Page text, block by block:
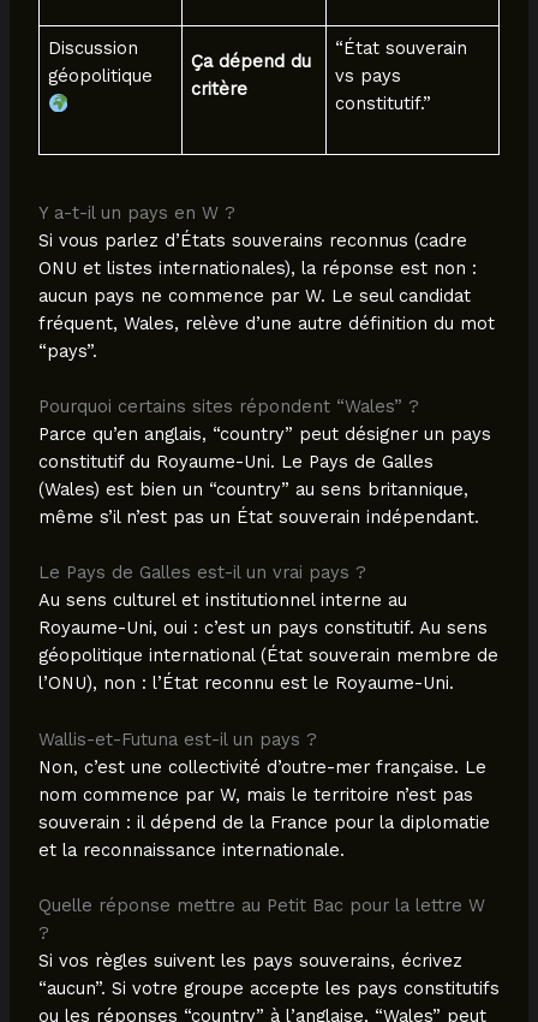
Discussion
géopolitique
Ça dépend du
critère
“État souverain
vs pays
constitutif.”
Y a-t-il un pays en W ?
Si vous parlez d’États souverains reconnus (cadre
ONU et listes internationales), la réponse est non :
aucun pays ne commence par W. Le seul candidat
fréquent, Wales, relève d’une autre définition du mot
“pays”.
Pourquoi certains sites répondent “Wales” ?
Parce qu’en anglais, “country” peut désigner un pays
constitutif du Royaume-Uni. Le Pays de Galles
(Wales) est bien un “country” au sens britannique,
même s’il n’est pas un État souverain indépendant.
Le Pays de Galles est-il un vrai pays ?
Au sens culturel et institutionnel interne au
Royaume-Uni, oui : c’est un pays constitutif. Au sens
géopolitique international (État souverain membre de
l’ONU), non : l’État reconnu est le Royaume-Uni.
Wallis-et-Futuna est-il un pays ?
Non, c’est une collectivité d’outre-mer française. Le
nom commence par W, mais le territoire n’est pas
souverain : il dépend de la France pour la diplomatie
et la reconnaissance internationale.
Quelle réponse mettre au Petit Bac pour la lettre W
?
Si vos règles suivent les pays souverains, écrivez
“aucun”. Si votre groupe accepte les pays constitutifs
ou les réponses “country” à l’anglaise, “Wales” peut